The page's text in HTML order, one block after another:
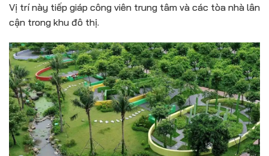
Vị trí này tiếp giáp công viên trung tâm và các tòa nhà lân
cận trong khu đô thị.